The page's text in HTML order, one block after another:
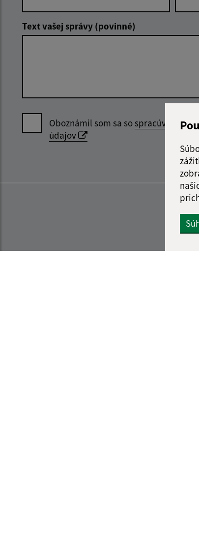
Text vašej správy (povinné)
Oboznámil som sa sospracúvaním
údajov